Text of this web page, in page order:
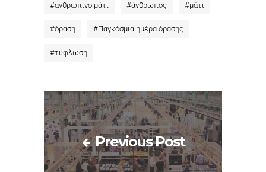
#ανθρώπινο μάτι #άνθρωπος #μάτι
#όραση #Παγκόσμια ημέρα όρασης
#τύφλωση
Previous Post